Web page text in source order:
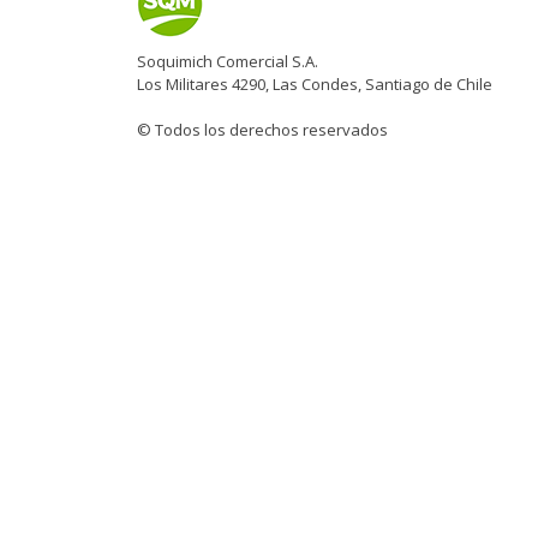
Soquimich Comercial S.A.
Los Militares 4290, Las Condes, Santiago de Chile
© Todos los derechos reservados